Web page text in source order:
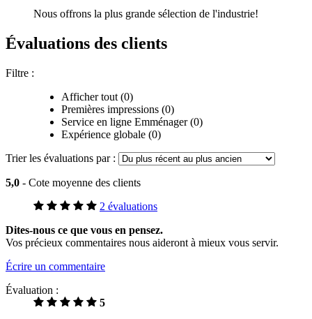
Nous offrons la plus grande sélection de l'industrie!
Évaluations des clients
Filtre :
Afficher tout (0)
Premières impressions (0)
Service en ligne Emménager (0)
Expérience globale (0)
Trier les évaluations par :
5,0 - Cote moyenne des clients
2 évaluations
Dites-nous ce que vous en pensez.
Vos précieux commentaires nous aideront à mieux vous servir.
Écrire un commentaire
Évaluation :
5